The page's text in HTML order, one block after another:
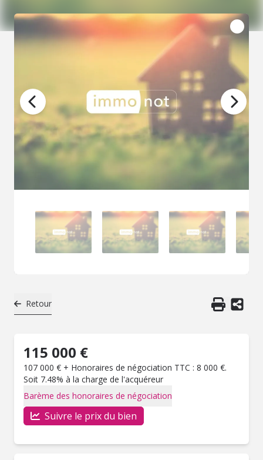
Retour
115 000 €
107 000 € + Honoraires de négociation TTC : 8 000 €.
Soit 7.48% à la charge de l'acquéreur
Barème des honoraires de négociation
Suivre le prix du bien